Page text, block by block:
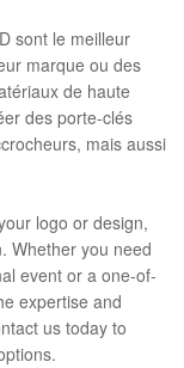
sont le meilleur
marque ou des
de haute
des porte-clés
mais aussi
logo or design,
Whether you need
event or a one-of-
expertise and
us today to